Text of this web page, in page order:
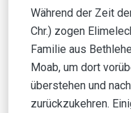
Während der Zeit
Chr.) zogen
Familie aus
Moab, um dort
überstehen und
zurückzukehren.